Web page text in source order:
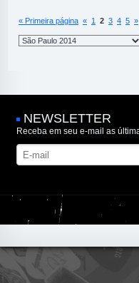
« Primeira página « 1 2 3 4 5 »
NEWSLETTER
Receba em seu e-mail as